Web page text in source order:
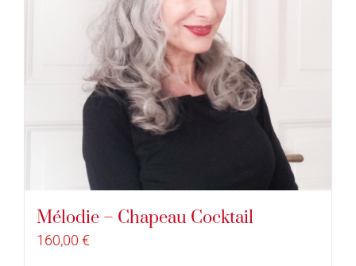
Mélodie – Chapeau Cocktail
160,00 €